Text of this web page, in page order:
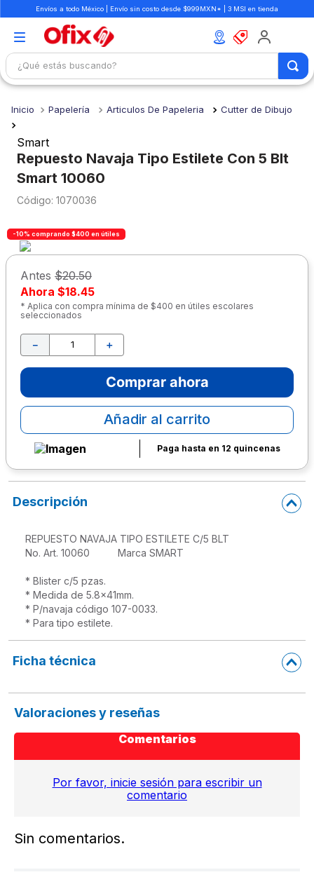
Envíos a todo México | Envío sin costo desde $999MXN* | 3 MSI en tienda
¿Qué estás buscando?
Papelería Articulos De Papeleria Cutter de Dibujo
Smart
Repuesto Navaja Tipo Estilete Con 5 Blt
Smart 10060
: 1070036
-10% comprando $400 en útiles
Antes $20.50
Ahora $18.45
* Aplica con compra mínima de $400 en útiles escolares
seleccionados
＋
－
Comprar ahora
Añadir al carrito
Paga hasta en 12 quincenas
Descripción
REPUESTO NAVAJA TIPO ESTILETE C/5 BLT
No. Art. 10060          Marca SMART
* Blister c/5 pzas.
* Medida de 5.8x41mm.
* P/navaja código 107-0033.
* Para tipo estilete.
Ficha técnica
Valoraciones y reseñas
Comentarios
Por favor, inicie sesión para escribir un
comentario
Sin comentarios.
1.
mochilas
2.
libretas
3.
cuaderno
6.
boligrafo
8.
escolar
9.
escritorio
10. lapiz